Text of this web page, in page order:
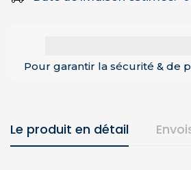
Pour garantir la sécurité & de
Le produit en détail